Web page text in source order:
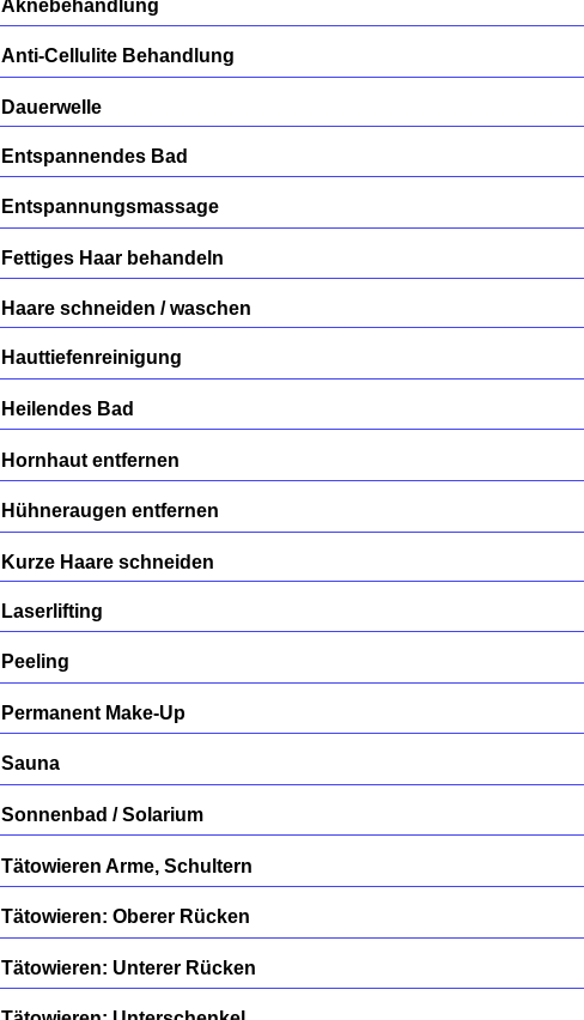
Aknebehandlung
Anti-Cellulite Behandlung
Dauerwelle
Entspannendes Bad
Entspannungsmassage
Fettiges Haar behandeln
Haare schneiden / waschen
Hauttiefenreinigung
Heilendes Bad
Hornhaut entfernen
Hühneraugen entfernen
Kurze Haare schneiden
Laserlifting
Peeling
Permanent Make-Up
Sauna
Sonnenbad / Solarium
Tätowieren Arme, Schultern
Tätowieren: Oberer Rücken
Tätowieren: Unterer Rücken